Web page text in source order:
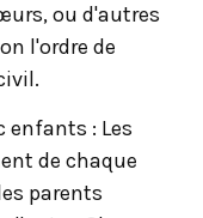
ou d'autres
l'ordre de
enfants : Les
de chaque
parents